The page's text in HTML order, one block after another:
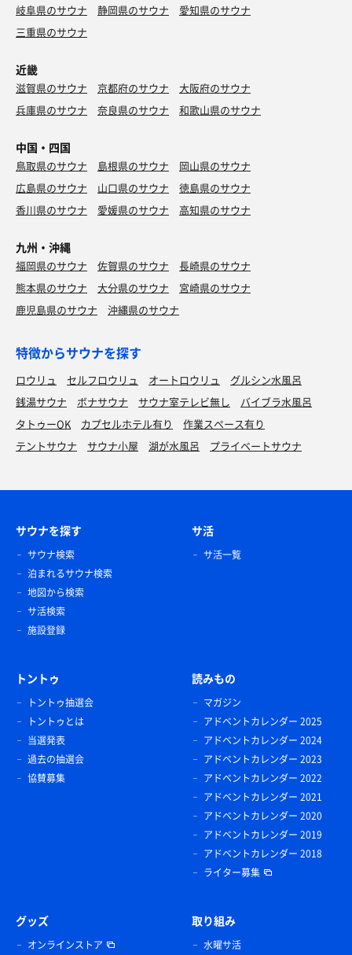
岐阜県のサウナ 静岡県のサウナ
愛知県のサウナ
三重県のサウナ
近畿
滋賀県のサウナ 京都府のサウナ
大阪府のサウナ
兵庫県のサウナ
奈良県のサウナ 和歌山県のサウナ
中国・四国
鳥取県のサウナ 島根県のサウナ
岡山県のサウナ
広島県のサウナ
山口県のサウナ
徳島県のサウナ
香川県のサウナ
愛媛県のサウナ 高知県のサウナ
九州・沖縄
福岡県のサウナ 佐賀県のサウナ
長崎県のサウナ
熊本県のサウナ
大分県のサウナ
宮崎県のサウナ
鹿児島県のサウナ
沖縄県のサウナ
特徴からサウナを探す
ロウリュ セルフロウリュ オートロウリュ
グルシン水風呂
銭湯サウナ
ボナサウナ サウナ室テレビ無し
バイブラ水風呂
タトゥーOK
カプセルホテル有り
作業スペース有り
テントサウナ
サウナ小屋 湖が水風呂 プライベートサウナ
サウナを探す
サウナ検索
泊まれるサウナ検索
地図から検索
サ活検索
施設登録
サ活
サ活一覧
トントゥ
トントゥ抽選会
トントゥとは
当選発表
過去の抽選会
協賛募集
読みもの
マガジン
アドベントカレンダー 2025
アドベントカレンダー 2024
アドベントカレンダー 2023
アドベントカレンダー 2022
アドベントカレンダー 2021
アドベントカレンダー 2020
アドベントカレンダー 2019
アドベントカレンダー 2018
ライター募集
グッズ
オンラインストア
取り組み
水曜サ活